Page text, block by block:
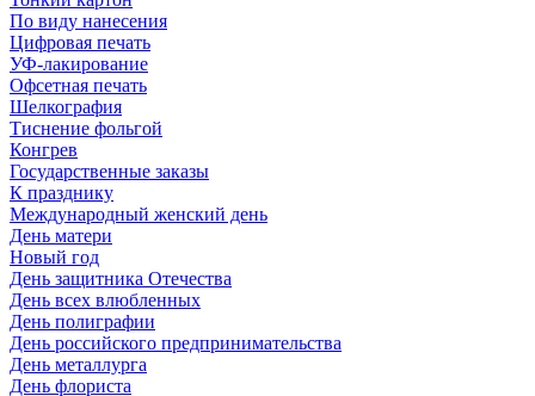
По виду нанесения
Цифровая печать
УФ-лакирование
Офсетная печать
Шелкография
Тиснение фольгой
Конгрев
Государственные заказы
К празднику
Международный женский день
День матери
Новый год
День защитника Отечества
День всех влюбленных
День полиграфии
День российского предпринимательства
День металлурга
День флориста